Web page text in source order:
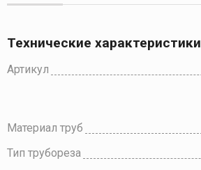
Технические характеристики
Артикул
Материал труб
Тип трубореза